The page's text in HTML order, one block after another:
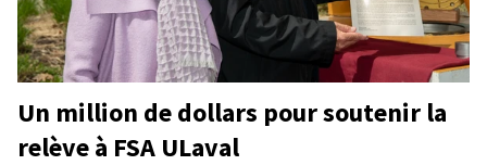
Un million de dollars pour soutenir la
relève à FSA ULaval